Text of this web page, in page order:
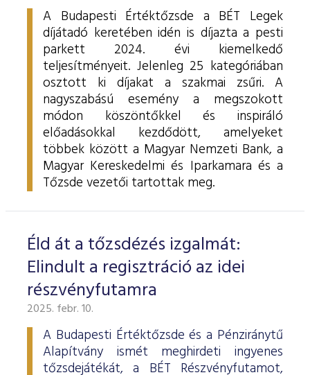
A Budapesti Értéktőzsde a BÉT Legek
díjátadó keretében idén is díjazta a pesti
parkett 2024. évi kiemelkedő
teljesítményeit. Jelenleg 25 kategóriában
osztott ki díjakat a szakmai zsűri. A
nagyszabású esemény a megszokott
módon köszöntőkkel és inspiráló
előadásokkal kezdődött, amelyeket
többek között a Magyar Nemzeti Bank, a
Magyar Kereskedelmi és Iparkamara és a
Tőzsde vezetői tartottak meg.
Éld át a tőzsdézés izgalmát:
Elindult a regisztráció az idei
részvényfutamra
2025. febr. 10.
A Budapesti Értéktőzsde és a Pénziránytű
Alapítvány ismét meghirdeti ingyenes
tőzsdejátékát, a BÉT Részvényfutamot,